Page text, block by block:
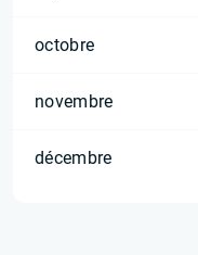
octobre
novembre
décembre